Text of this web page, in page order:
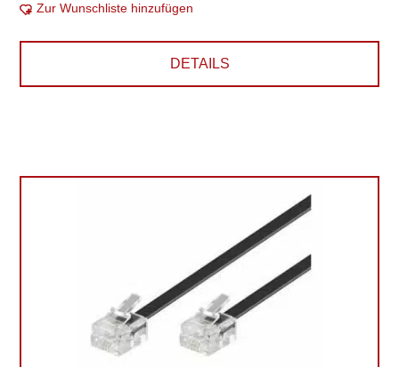
Zur Wunschliste hinzufügen
DETAILS